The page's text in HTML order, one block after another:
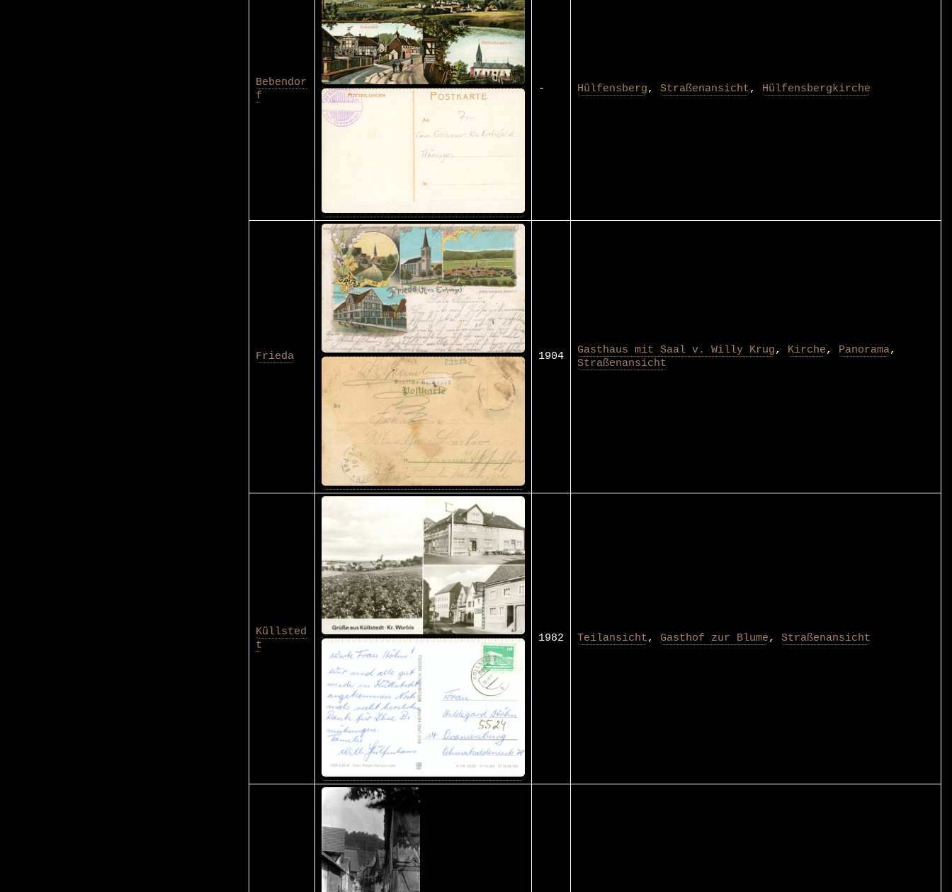
Bebendor
f
- Hülfensberg, Straßenansicht, Hülfensbergkirche
Frieda 1904 Gasthaus mit Saal v. Willy Krug, Kirche, Panorama,
Straßenansicht
Küllsted
t
1982 Teilansicht, Gasthof zur Blume, Straßenansicht